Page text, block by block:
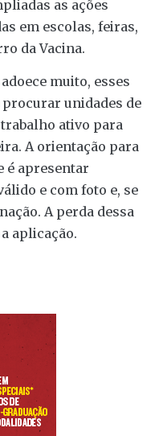
as ações
em escolas, feiras,
da Vacina.
muito, esses
unidades de
ativo para
A orientação para
é apresentar
e com foto e, se
A perda dessa
aplicação.